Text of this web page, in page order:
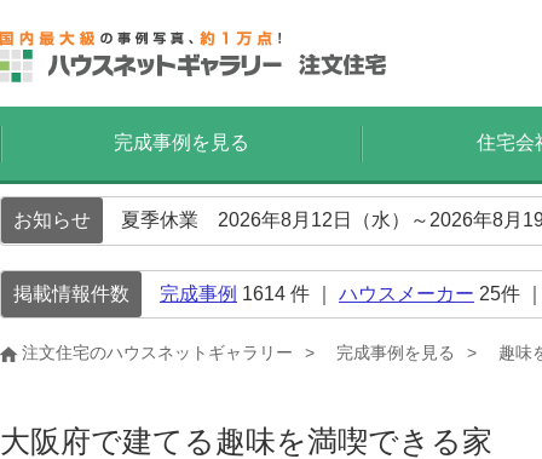
完成事例を見る 住宅会
お知らせ 夏季休業 2026年8月12日（水）～2026年8月
掲載情報件数 完成事例 1614 件 ｜ ハウスメーカー 25件
注文住宅のハウスネットギャラリー 完成事例を見る 趣味
大阪府で建てる趣味を満喫できる家